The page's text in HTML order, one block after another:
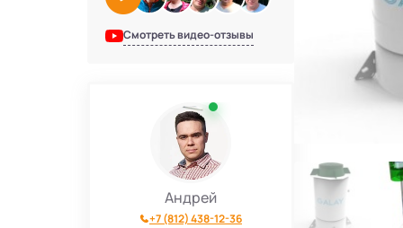
Смотреть видео-отзывы
Андрей
+7 (812) 438-12-36